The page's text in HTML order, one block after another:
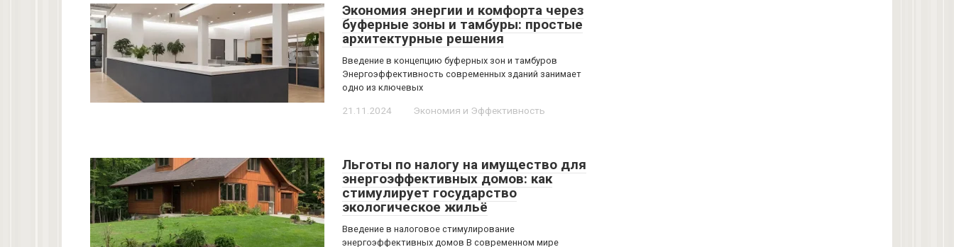
Экономия энергии и комфорта через
буферные зоны и тамбуры: простые
архитектурные решения
Введение в концепцию буферных зон и тамбуров
Энергоэффективность современных зданий занимает
одно из ключевых
21.11.2024 Экономия и Эффективность
Льготы по налогу на имущество для
энергоэффективных домов: как
стимулирует государство
экологическое жильё
Введение в налоговое стимулирование
энергоэффективных домов В современном мире